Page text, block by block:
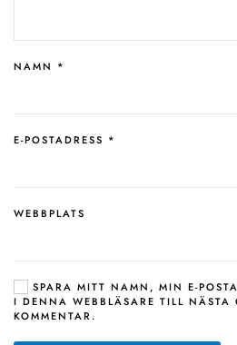
NAMN *
E-POSTADRESS *
WEBBPLATS
SPARA MITT NAMN, MIN E-
I DENNA WEBBLÄSARE TILL NÄSTA
KOMMENTAR.